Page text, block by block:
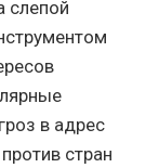
слепой
в адрес
стран